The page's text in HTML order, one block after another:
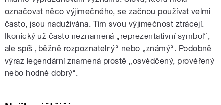
označovat něco výjimečného, se začnou používat velmi
často, jsou nadužívána. Tím svou výjimečnost ztrácejí.
Ikonický už často neznamená „reprezentativní symbol“,
ale spíš „běžně rozpoznatelný“ nebo „známý“. Podobně
výraz legendární znamená prostě „osvědčený, prověřený
nebo hodně dobrý“.